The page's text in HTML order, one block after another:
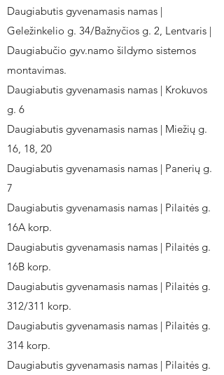
Daugiabutis gyvenamasis namas |
Geležinkelio g. 34/Bažnyčios g. 2, Lentvaris |
Daugiabučio gyv.namo šildymo sistemos
montavimas.
Daugiabutis gyvenamasis namas | Krokuvos
g. 6
Daugiabutis gyvenamasis namas | Miežių g.
16, 18, 20
Daugiabutis gyvenamasis namas | Panerių g.
7
Daugiabutis gyvenamasis namas | Pilaitės g.
16A korp.
Daugiabutis gyvenamasis namas | Pilaitės g.
16B korp.
Daugiabutis gyvenamasis namas | Pilaitės g.
312/311 korp.
Daugiabutis gyvenamasis namas | Pilaitės g.
314 korp.
Daugiabutis gyvenamasis namas | Pilaitės g.